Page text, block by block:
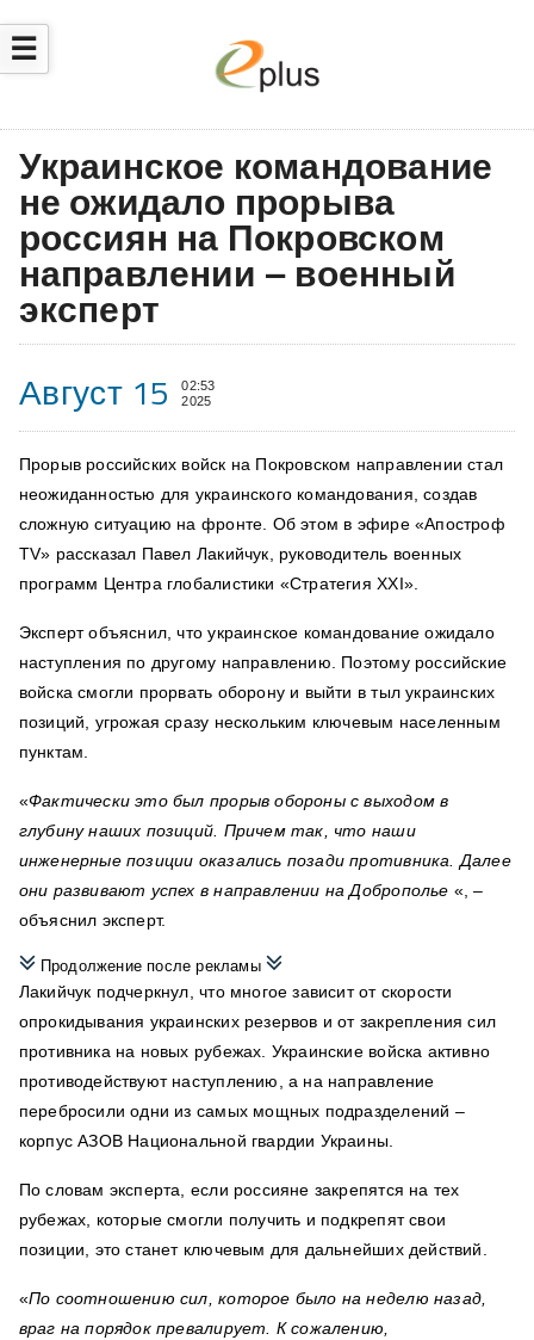
☰
Украинское командование
не ожидало прорыва
россиян на Покровском
направлении – военный
эксперт
Август 15
02:53
2025
Прорывроссийских войск на Покровском направлении стал
неожиданностью для украинского командования, создав
сложную ситуацию на фронте. Об этом в эфире «Апостроф
TV» рассказал Павел Лакийчук, руководитель военных
программ Центра глобалистики «Стратегия XXI».
Эксперт объяснил, что украинское командование ожидало
наступления по другому направлению. Поэтому российские
войска смогли прорвать оборону и выйти в тыл украинских
позиций, угрожая сразу нескольким ключевым населенным
пунктам.
«Фактически это был прорыв обороны с выходом в
глубину наших позиций. Причем так, что наши
инженерные позиции оказались позади противника. Далее
они развивают успех в направлении на Доброполье «, –
объяснил эксперт.
Продолжение после рекламы
Лакийчук подчеркнул, что многое зависит от скорости
опрокидывания украинских резервов и от закрепления сил
противника на новых рубежах. Украинские войска активно
противодействуют наступлению, а на направление
перебросили одни из самых мощных подразделений –
корпус АЗОВ Национальной гвардии Украины.
По словам эксперта, если россияне закрепятся на тех
рубежах, которые смогли получить и подкрепят свои
позиции, это станет ключевым для дальнейших действий.
«По соотношению сил, которое было на неделю назад,
враг на порядок превалирует. К сожалению,